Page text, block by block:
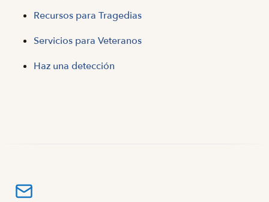
Recursos para Tragedias
Servicios para Veteranos
Haz una detección